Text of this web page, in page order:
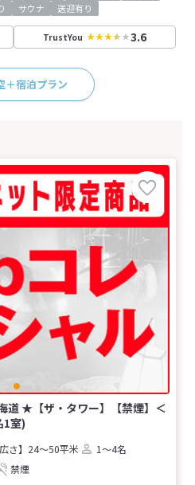
サウナ 送迎有り
TrustYou 3.6
＋宿泊プラン
道 ★【ザ・タワー】【禁煙】＜
1室)
広さ】24～50平米
1～4名
禁煙